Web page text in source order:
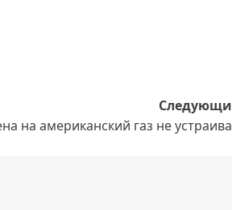
на американский газ не